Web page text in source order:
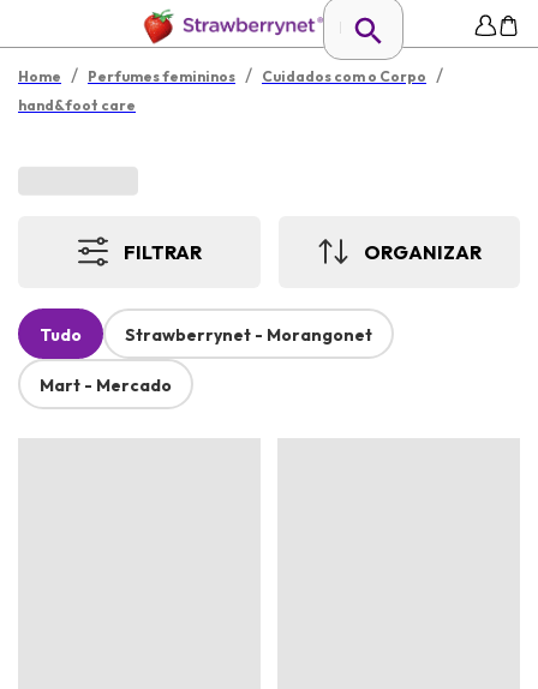
Home / Perfumes femininos / Cuidados com o Corpo /
hand&foot care
FILTRAR ORGANIZAR
Tudo Strawberrynet - Morangonet
Mart - Mercado